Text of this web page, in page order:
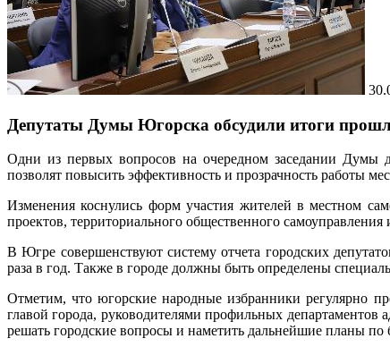
Депутаты Думы Югорска обсудили итоги
Одни из первых вопросов на очередном заседании Думы
позволят повысить эффективность и прозрачность работы
Изменения коснулись форм участия жителей в местном
проектов, территориального общественного
В Югре совершенствуют систему отчета городских
раза в год. Также в городе должны быть определены
Отметим, что югорские народные избранники регулярно
главой города, руководителями профильных
решать городские вопросы и наметить дальнейшие планы по